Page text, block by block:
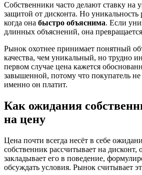
Собственники часто делают ставку на
защитой от дисконта. Но уникальность
когда она быстро объяснима. Если
длинных объяснений, она
Рынок охотнее принимает понятный
качества, чем уникальный, но трудно
первом случае цена кажется
завышенной, потому что покупатель не
именно он платит.
Как ожидания
на цену
Цена почти всегда несёт в себе
собственник рассчитывает на дисконт,
закладывает его в поведение,
обсуждать условия. Рынок считывает